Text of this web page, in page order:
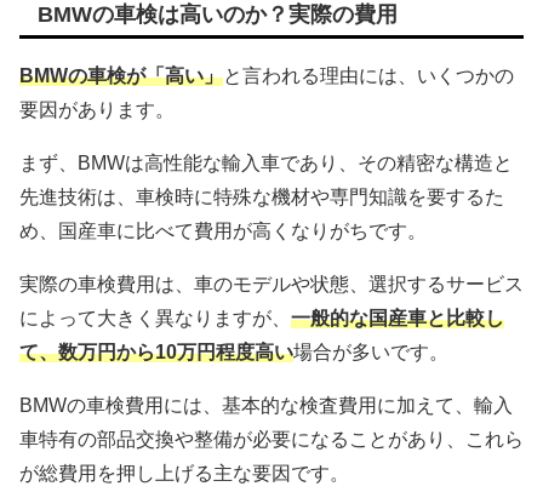
BMWの車検は高いのか？実際の費用
BMWの車検が「高い」と言われる理由には、いくつかの
要因があります。
まず、BMWは高性能な輸入車であり、その精密な構造と
先進技術は、車検時に特殊な機材や専門知識を要するた
め、国産車に比べて費用が高くなりがちです。
実際の車検費用は、車のモデルや状態、選択するサービス
によって大きく異なりますが、 一般的な国産車と比較し
て、数万円から10万円程度高い場合が多いです。
BMWの車検費用には、基本的な検査費用に加えて、輸入
車特有の部品交換や整備が必要になることがあり、これら
が総費用を押し上げる主な要因です。